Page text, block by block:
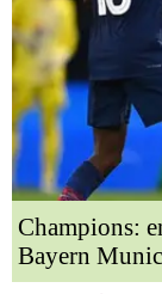
Champions:
Bayern